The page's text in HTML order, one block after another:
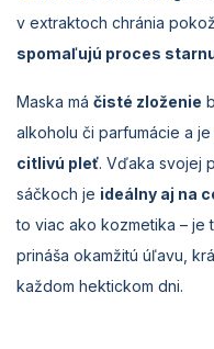
v extraktoch chránia
spomaľujú proces
Maska má čisté zloženie
alkoholu či parfumácie a je
citlivú pleť. Vďaka svojej
sáčkoch je ideálny aj na
to viac ako kozmetika – je
prináša okamžitú úľavu,
každom hektickom dni.